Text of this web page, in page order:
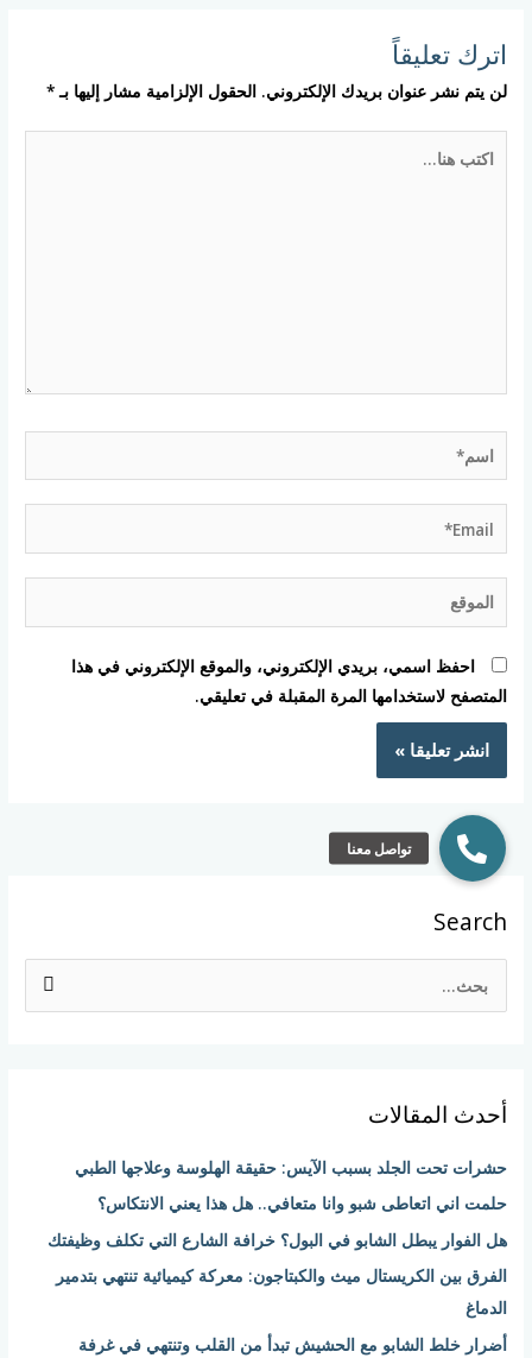
اترك تعليقاً
لن يتم نشر عنوان بريدك الإلكتروني. الحقول الإلزامية مشار إليها بـ*
اسم*
Email*
الموقع
احفظ اسمي، بريدي الإلكتروني، والموقع الإلكتروني في هذا
المتصفح لاستخدامها المرة المقبلة في تعليقي.
Search
ث
ن
:
أحدث المقالات
حشرات تحت الجلد بسبب الآيس: حقيقة الهلوسة وعلاجها الطبي
حلمت اني اتعاطى شبو وانا متعافي.. هل هذا يعني الانتكاس؟
هل الفوار يبطل الشابو في البول؟ خرافة الشارع التي تكلف وظيفتك
الفرق بين الكريستال ميث والكبتاجون: معركة كيميائية تنتهي بتدمير
الدماغ
أضرار خلط الشابو مع الحشيش تبدأ من القلب وتنتهي في غرفة